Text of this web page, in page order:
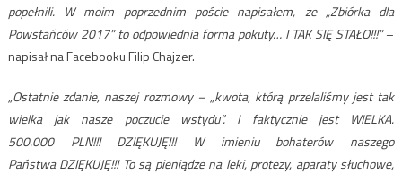
popełnili. W moim poprzednim poście napisałem, że „Zbiórka dla
Powstańców 2017” to odpowiednia forma pokuty… I TAK SIĘ STAŁO!!!”–
napisał na Facebooku Filip Chajzer.
„Ostatnie zdanie, naszej rozmowy – „kwota, którą przelaliśmy jest tak
wielka jak nasze poczucie wstydu”. I faktycznie jest WIELKA.
500.000 PLN!!! DZIĘKUJĘ!!! W imieniu bohaterów naszego
Państwa DZIĘKUJĘ!!! To są pieniądze na leki, protezy, aparaty słuchowe,